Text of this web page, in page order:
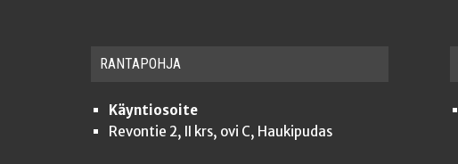
RAN­TA­POH­JA
Käyntiosoite
Revontie 2, II krs, ovi C, Haukipudas